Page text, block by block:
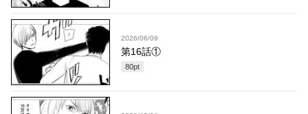
2026/06/09
第16話①
80pt